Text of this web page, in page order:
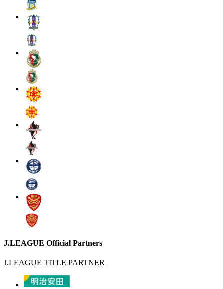
J.LEAGUE Official Partners
J.LEAGUE TITLE PARTNER